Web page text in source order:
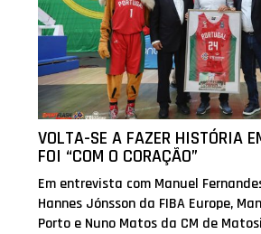
VOLTA-SE A FAZER HISTÓRIA
FOI “COM O CORAÇÃO”
Em entrevista com Manuel
Hannes Jónsson da FIBA Europe,
Porto e Nuno Matos da CM de